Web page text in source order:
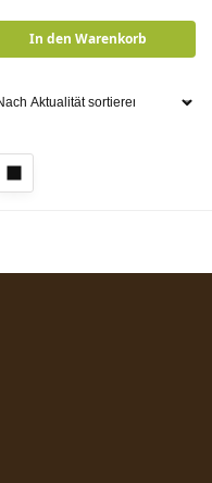
In den Warenkorb